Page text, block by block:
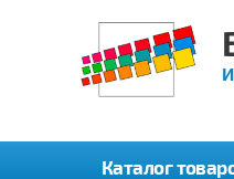
Каталог